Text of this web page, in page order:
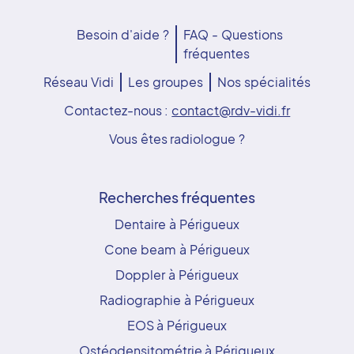
Besoin d'aide ?
FAQ - Questions
fréquentes
Réseau Vidi
Les groupes
Nos spécialités
Contactez-nous : contact@rdv-vidi.fr
Vous êtes radiologue ?
Recherches fréquentes
Dentaire à Périgueux
Cone beam à Périgueux
Doppler à Périgueux
Radiographie à Périgueux
EOS à Périgueux
Ostéodensitométrie à Périgueux